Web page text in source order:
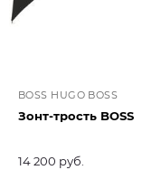
BOSS HUGO BOSS
Зонт-трость BOSS
14 200 руб.